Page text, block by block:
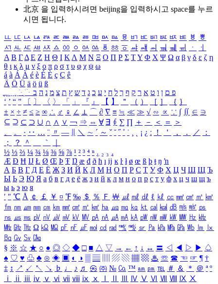
北京 을 입력하시려면 beijing을 입력하시고 space를 누르
시면 됩니다.
ㅥ ㅦ ㅧ ㅨ ㅩ ㅪ ㅫ ㅬ ㅭ ㅮ ㅯ ㅰ ㅱ ㅲ ㅳ ㅴ ㅵ ㅶ ㅷ ㅸ
ㅹ
ㅺ ㅻ ㅼ ㅽ ㅾ ㅿ ㆀ ㆁ ㆂ ㆃ ㆄ ㆅ ㆆ ㆇ ㆈ ㆉ ㆊ ㆋ ㆌ ㆍ
ㆎ
Α Β ΓΔ Ε Ζ Η Θ Ι ΚΛ Μ Ν Ξ Ο Π Ρ Σ ΤΥ Φ Χ Ψ Ω α β γ δ ε ζ η
θ ι κ λ μ ν ξ ο π ρ σ τ υ φ χ ψ ω
á à Á À é è É È ç Ç ê
Ä Ö Ü ä ö ü ß
ִֶֹ ֻּ ׁׂ פ ם ן ו ט א ר ק ף ך ל ח י ע כ ג ד ש ץ ת צ מ נ ה ב
‘ ’ “ ” 〔 〕 〈 〉 「 」 『 』 【 】 ＂ （ ） ［ ］ ｛ ｝
± × ÷ ≠ ≤ ≥ ∞ ∴ ♂ ♀ ∠ ⊥ ⌒ ∂ ∇ ≡ ≒ ≪ ≫ √ ∽ ∝ ∵ ∫ ∬ ∈ ∋
⊆ ⊇ ⊂ ⊃ ∪ ∩ ∧ ∨ ￢ ⇒ ⇔ ∀ ∃ ∮ ∑ ∏ ＋ － ＜ ＝
＞
、
。 · ‥ … ¨ 〃 ― ＼ ∼ ´ ～ ˇ ˘ ˝ ˚ ˙ ¸ ¡ ¿ ː ！ ＇ ， ． ／
：
；
？ ＾ ｀
½ ⅓ ⅔ ¼ ¾ ⅛ ⅜ ⅝ ⅞ ¹ ² ³ ⁴ ⁿ ₁ ₂ ₃ ₄
Æ Ð Ħ Ĳ Ł Ø Œ Þ Ŧ Ŋ æ đ ð ħ ı ĳ ĸ ŀ ł ø œ ß þ ŧ ŋ ŉ
А Б В Г Д Е Ё Ж З И Й К Л М Н О П Р С Т У Ф Х Ц Ч Ш Щ Ъ
Ы Ь Э Ю Я а б в г д е ё ж з и й к л м н о п р с т у ф х ц ч ш щ ъ
ы ь э ю я
′ ″ ℃ Å ￠ ￡ ￥ ¤ ℉ ‰ ＄ ％ Ｆ ￦ ㎕ ㎖ ㎗ ℓ ㎘ ㏄ ㎣ ㎤ ㎥ ㎦
㎙ ㎚ ㎛ ㎜ ㎝ ㎞ ㎟ ㎠ ㎡ ㎢ ㏊ ㎍ ㎎ ㎏ ㏏ ㎈ ㎉ ㏈ ㎧ ㎨ ㎰
㎱ ㎲ ㎳ ㎴ ㎵ ㎶ ㎷ ㎸ ㎹ ㎀ ㎁ ㎂ ㎃ ㎄ ㎺ ㎻ ㎽ ㎾ ㎿ ㎐ ㎑
㎒ ㎓ ㎔ Ω ㏀ ㏁ ㎊ ㎋ ㎌ ㏖ ㏅ ㎭ ㎮ ㎯ ㏛ ㎩ ㎪ ㎫ ㎬ ㏝ ㏐
㏓
㏃ ㏉ ㏜ ㏆
§ ※ ☆ ★ ○ ● ◎ ◇ ◆ □ ■ △ ▽ → ← ↑ ↓ ↔ 〓 ◁ ◀ ▷ ▶ ♤
♠ ♡ ♥ ♧ ♣ ⊙ ◈ ▣ ◐ ◑ ▒ ▤ ▨ ▧ ▦ ▩ ♨ ☏ ☎ ☜ ☞ ¶ †
‡ ↕ ↗ ↙ ↖ ↘ ♭ ♩ ♪ ♬ ㉿ ㈜ № ㏇ ™ ㏂ ㏘ ℡ ＃ ＆ ＊ ＠ ª º
ⅰ
ⅱ ⅲ ⅳ ⅴ ⅵ ⅶ ⅷ ⅸ ⅹ Ⅳ Ⅴ Ⅵ Ⅶ Ⅷ Ⅸ Ⅹ